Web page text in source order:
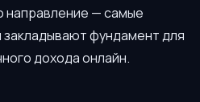
направление — самые
фундамент для
дохода онлайн.